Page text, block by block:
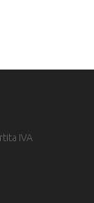
IVA